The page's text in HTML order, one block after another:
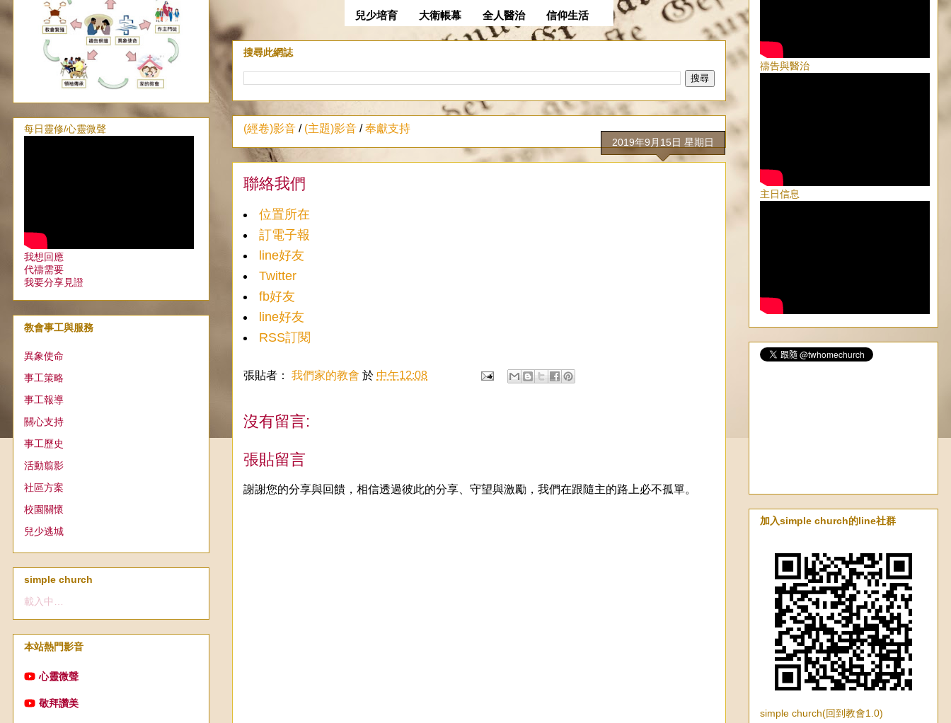
兒少培育 大衛帳幕 全人醫治 信仰生活
搜尋此網誌
(經卷)影音 / (主題)影音 /奉獻支持
2019年9月15日 星期日
聯絡我們
位置所在
訂電子報
line好友
Twitter
fb好友
line好友
RSS訂閱
張貼者： 我們家的教會 於 中午12:08
沒有留言:
張貼留言
謝謝您的分享與回饋，相信透過彼此的分享、守望與激勵，我們在跟隨主的路上必不孤單。
每日靈修/心靈微聲
我想回應
代禱需要
我要分享見證
教會事工與服務
異象使命
事工策略
事工報導
關心支持
事工歷史
活動翦影
社區方案
校園關懷
兒少逃城
simple church
載入中…
本站熱門影音
心靈微聲
敬拜讚美
禱告與醫治
主日信息
加入simple church的line社群
simple church(回到教會1.0)